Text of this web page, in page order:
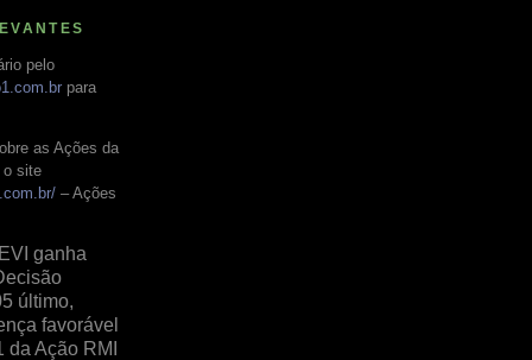
pelo
para
as Ações da
o site
– Ações
ganha
último,
favorável
da Ação RMI